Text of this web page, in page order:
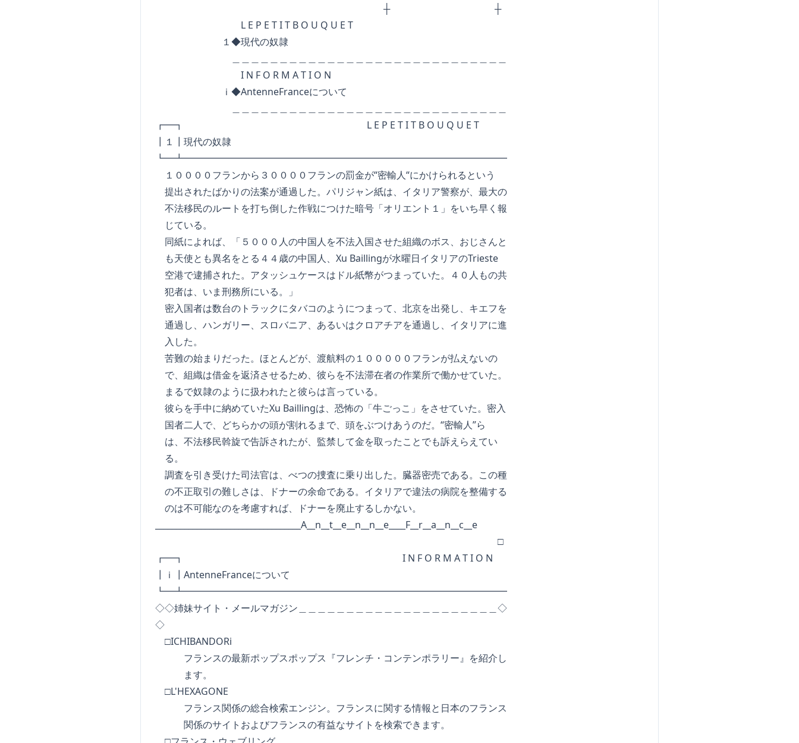
┼ ┼
L E P E T I T B O U Q U E T
１◆現代の奴隷
I N F O R M A T I O N
ｉ◆AntenneFranceについて
┏━┓ L E P E T I T B O U Q U E T
┃１┃現代の奴隷
┗━┻━━━━━━━━━━━━━━━━━━━━━━━━━━━━━━━━━━
１００００フランから３００００フランの罰金が“密輸人“にかけられるという
提出されたばかりの法案が通過した。パリジャン紙は、イタリア警察が、最大の
不法移民のルートを打ち倒した作戦につけた暗号「オリエント１」をいち早く報
じている。
同紙によれば、「５０００人の中国人を不法入国させた組織のボス、おじさんと
も天使とも異名をとる４４歳の中国人、Xu Baillingが水曜日イタリアのTrieste
空港で逮捕された。アタッシュケースはドル紙幣がつまっていた。４０人もの共
犯者は、いま刑務所にいる。」
密入国者は数台のトラックにタバコのようにつまって、北京を出発し、キエフを
通過し、ハンガリー、スロバニア、あるいはクロアチアを通過し、イタリアに進
入した。
苦難の始まりだった。ほとんどが、渡航料の１０００００フランが払えないの
で、組織は借金を返済させるため、彼らを不法滞在者の作業所で働かせていた。
まるで奴隷のように扱われたと彼らは言っている。
彼らを手中に納めていたXu Baillingは、恐怖の「牛ごっこ」をさせていた。密入
国者二人で、どちらかの頭が割れるまで、頭をぶつけあうのだ。“密輸人”ら
は、不法移民斡旋で告訴されたが、監禁して金を取ったことでも訴えらえてい
る。
調査を引き受けた司法官は、べつの捜査に乗り出した。臓器密売である。この種
の不正取引の難しさは、ドナーの余命である。イタリアで違法の病院を整備する
のは不可能なのを考慮すれば、ドナーを廃止するしかない。
___________________________________A__n__t__e__n__n__e____F__r__a__n__c__e
□
┏━┓ I N F O R M A T I O N
┃ｉ┃AntenneFranceについて
┗━┻━━━━━━━━━━━━━━━━━━━━━━━━━━━━━━━━━━
◇◇姉妹サイト・メールマガジン＿＿＿＿＿＿＿＿＿＿＿＿＿＿＿＿＿＿＿＿＿◇
◇
□ICHIBANDORi
フランスの最新ポップスポップス『フレンチ・コンテンポラリー』を紹介し
ます。
□L'HEXAGONE
フランス関係の総合検索エンジン。フランスに関する情報と日本のフランス
関係のサイトおよびフランスの有益なサイトを検索できます。